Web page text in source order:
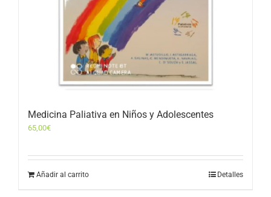
Medicina Paliativa en Niños y Adolescentes
65,00€
Añadir al carrito Detalles